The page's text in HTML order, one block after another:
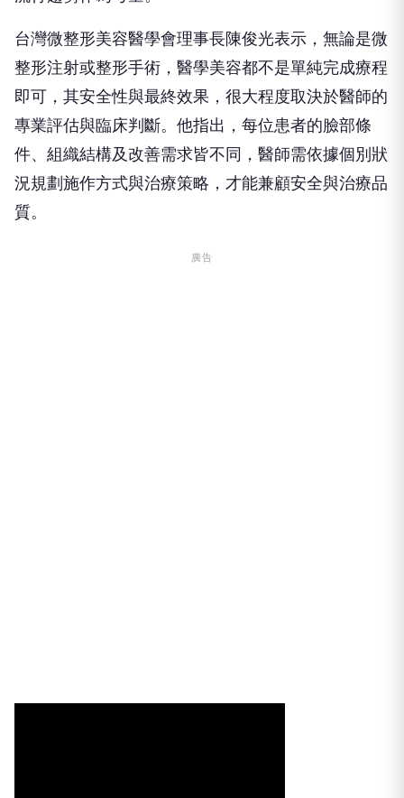
台灣微整形美容醫學會理事長陳俊光表示，無論是微
整形注射或整形手術，醫學美容都不是單純完成療程
即可，其安全性與最終效果，很大程度取決於醫師的
專業評估與臨床判斷。他指出，每位患者的臉部條
件、組織結構及改善需求皆不同，醫師需依據個別狀
況規劃施作方式與治療策略，才能兼顧安全與治療品
質。
廣告